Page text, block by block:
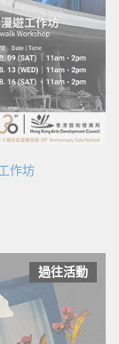
作坊
過往活動